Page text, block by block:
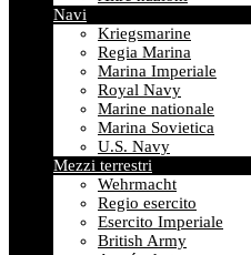
Navi
Kriegsmarine
Regia Marina
Marina Imperiale
Royal Navy
Marine nationale
Marina Sovietica
U.S. Navy
Mezzi terrestri
Wehrmacht
Regio esercito
Esercito Imperiale
British Army